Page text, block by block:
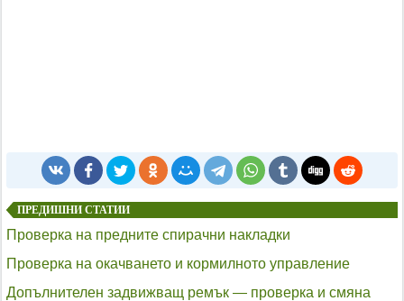
ПРЕДИШНИ СТАТИИ
Проверка на предните спирачни накладки
Проверка на окачването и кормилното управление
Допълнителен задвижващ ремък — проверка и смяна